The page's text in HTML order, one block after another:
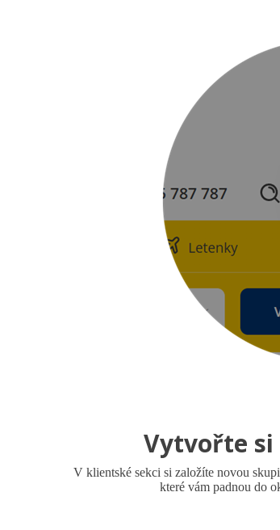
Vytvořte si
V klientské sekci si založíte novou
které vám padnou do